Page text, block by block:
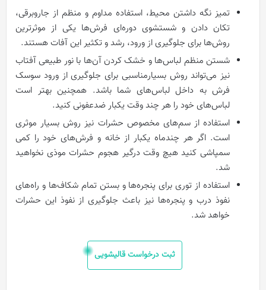
تمیز نگه داشتن محیط، استفاده مداوم و منظم از جاروبرقی،
تکان دادن و شستشوی دوره‌ای فرش‌ها یکی از موثرترین
روش‌ها برای جلوگیری از ورود، رشد و تکثیر این آفات هستند.
شستن منظم لباس‌ها و خشک کردن آن‌ها با نور طبیعی آفتاب
نیز می‌تواند روش بسیارمناسبی برای جلوگیری از ورود سوسک
فرش به داخل لباس‌های شما باشد. همچنین بهتر است
لباس‌های خود را هر چند وقت یکبار ضدعفونی کنید.
استفاده از سم‌های مخصوص حشرات نیز روش بسیار موثری
است. اگر هر چندماه یکبار از خانه و فرش‌های خود را کمی
سمپاشی کنید هیچ وقت درگیر هجوم حشرات موذی نخواهید
شد.
استفاده از توری برای پنجره‌ها و بستن تمام شکاف‌ها و راه‌های
نفوذ درب و پنجره‌ها نیز باعث جلوگیری از نفوذ این حشرات
خواهد شد.
ثبت درخواست قالیشویی